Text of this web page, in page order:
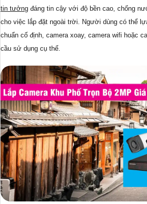
tin tưởng đáng tin cậy với độ bền cao, chống
cho việc lắp đặt ngoài trời. Người dùng có thể
chuẩn cố định, camera xoay, camera wifi hoặc
cầu sử dụng cụ thể.